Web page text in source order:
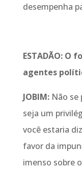
desempenha
ESTADÃO: O
agentes
JOBIM:Não se
seja um
você estaria
favor da
imenso sobre